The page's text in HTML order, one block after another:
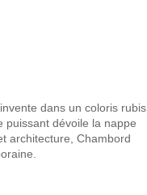
dans un coloris rubis
puissant dévoile la nappe
architecture, Chambord